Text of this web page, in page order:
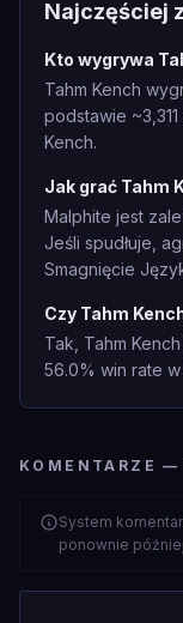
Najczęściej
Kto wygrywa
Tahm Kench
podstawie
Kench.
Jak grać Tahm
Malphite jest
Jeśli spudłuje,
Smagnięcie
Czy Tahm
Tak, Tahm
56.0% win rate
KOMENTARZE
System
ponownie